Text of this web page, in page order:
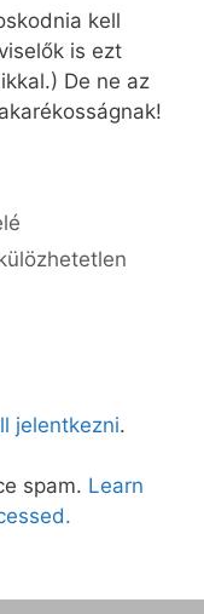
kell
is ezt
De ne az
jelentkezni.
spam. Learn